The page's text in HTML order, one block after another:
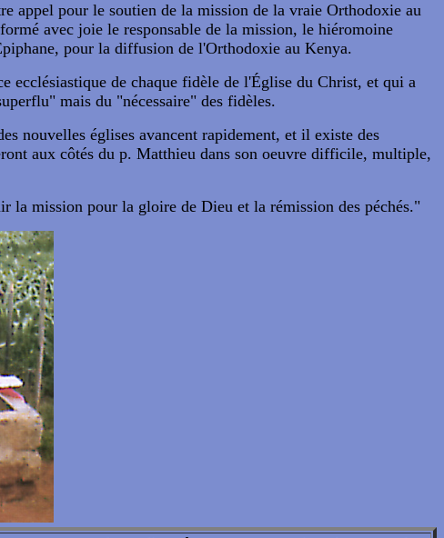
appel pour le soutien de la mission de la vraie Orthodoxie au
avec joie le responsable de la mission, le hiéromoine
pour la diffusion de l'Orthodoxie au Kenya.
ecclésiastique de chaque fidèle de l'Église du Christ, et qui a
mais du "nécessaire" des fidèles.
nouvelles églises avancent rapidement, et il existe des
aux côtés du p. Matthieu dans son oeuvre difficile, multiple,
la mission pour la gloire de Dieu et la rémission des péchés."